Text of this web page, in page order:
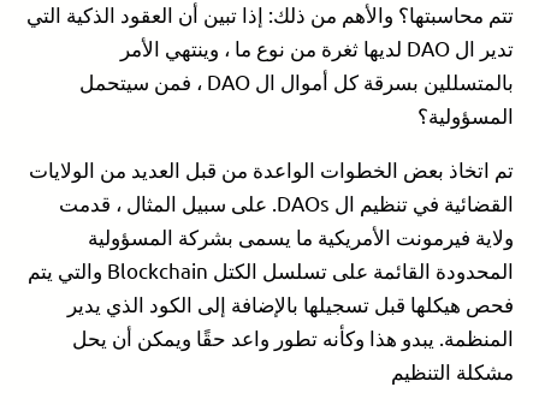
تتم محاسبتها؟ والأهم من ذلك: إذا تبين أن العقود الذكية التي
تدير ال DAO لديها ثغرة من نوع ما ، وينتهي الأمر
بالمتسللين بسرقة كل أموال ال DAO ، فمن سيتحمل
المسؤولية؟
تم اتخاذ بعض الخطوات الواعدة من قبل العديد من الولايات
القضائية في تنظيم ال DAOs. على سبيل المثال ، قدمت
ولاية فيرمونت الأمريكية ما يسمى بشركة المسؤولية
المحدودة القائمة على تسلسل الكتل Blockchain والتي يتم
فحص هيكلها قبل تسجيلها بالإضافة إلى الكود الذي يدير
المنظمة. يبدو هذا وكأنه تطور واعد حقًا ويمكن أن يحل
مشكلة التنظيم